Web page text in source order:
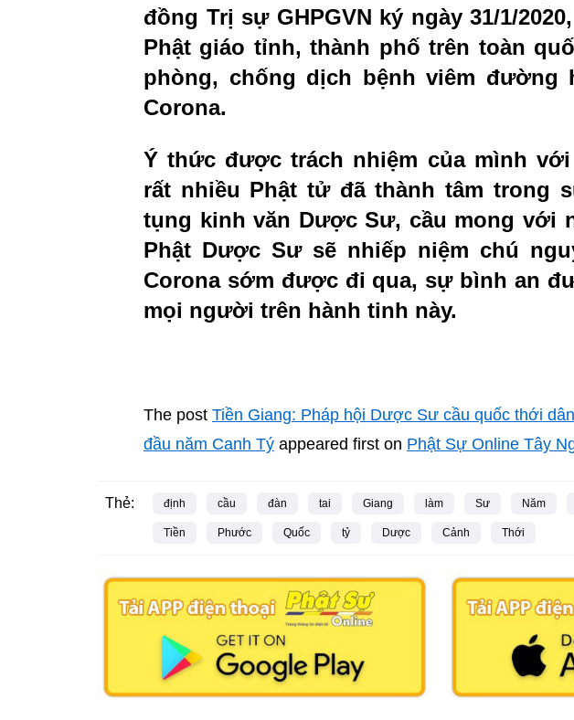
đồng Trị sự GHPGVN ký ngày 31/1/
Phật giáo tỉnh, thành phố trên toàn
phòng, chống dịch bệnh viêm đường
Corona.
Ý thức được trách nhiệm của mình
rất nhiều Phật tử đã thành tâm trong
tụng kinh văn Dược Sư, cầu mong với
Phật Dược Sư sẽ nhiếp niệm chú
Corona sớm được đi qua, sự bình an
mọi người trên hành tinh này.
The post Tiền Giang: Pháp hội Dược Sư cầu quốc thới
đầu năm Canh Tý appeared first on Phật Sự Online Tây
Thẻ: định cầu đàn tai Giang làm Sư Năm
Tiền Phước Quốc tỷ Dược Cảnh Thới